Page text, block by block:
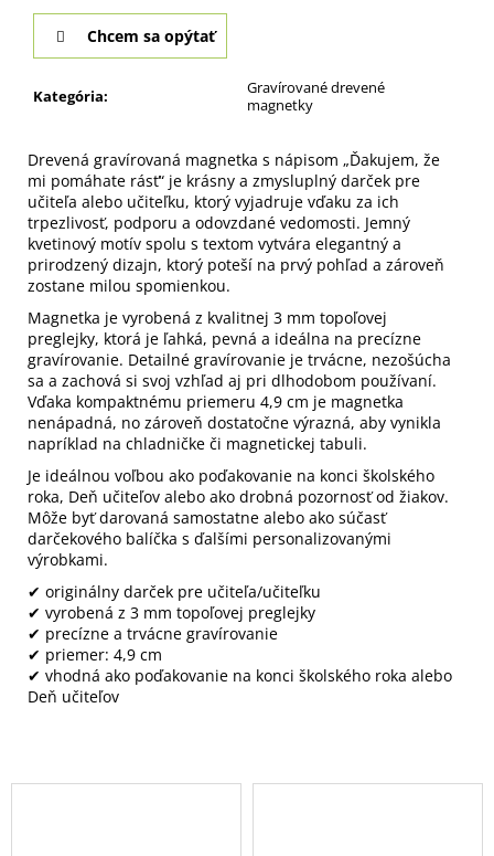
Kategória:
Gravírované drevené
magnetky
Chcem sa opýtať
Drevená gravírovaná magnetka s nápisom „Ďakujem, že
mi pomáhate rásť“ je krásny a zmysluplný darček pre
učiteľa alebo učiteľku, ktorý vyjadruje vďaku za ich
trpezlivosť, podporu a odovzdané vedomosti. Jemný
kvetinový motív spolu s textom vytvára elegantný a
prirodzený dizajn, ktorý poteší na prvý pohľad a zároveň
zostane milou spomienkou.
Magnetka je vyrobená z kvalitnej 3 mm topoľovej
preglejky, ktorá je ľahká, pevná a ideálna na precízne
gravírovanie. Detailné gravírovanie je trvácne, nezošúcha
sa a zachová si svoj vzhľad aj pri dlhodobom používaní.
Vďaka kompaktnému priemeru 4,9 cm je magnetka
nenápadná, no zároveň dostatočne výrazná, aby vynikla
napríklad na chladničke či magnetickej tabuli.
Je ideálnou voľbou ako poďakovanie na konci školského
roka, Deň učiteľov alebo ako drobná pozornosť od žiakov.
Môže byť darovaná samostatne alebo ako súčasť
darčekového balíčka s ďalšími personalizovanými
výrobkami.
✔ originálny darček pre učiteľa/učiteľku
✔ vyrobená z 3 mm topoľovej preglejky
✔ precízne a trvácne gravírovanie
✔ priemer: 4,9 cm
✔ vhodná ako poďakovanie na konci školského roka alebo
Deň učiteľov
360ML
€9,90